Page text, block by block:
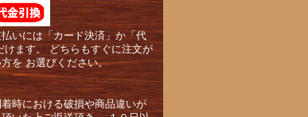
いには「カード決済」か「代
ます。 どちらもすぐに注文が
を お選びください。
時における破損や商品違いが